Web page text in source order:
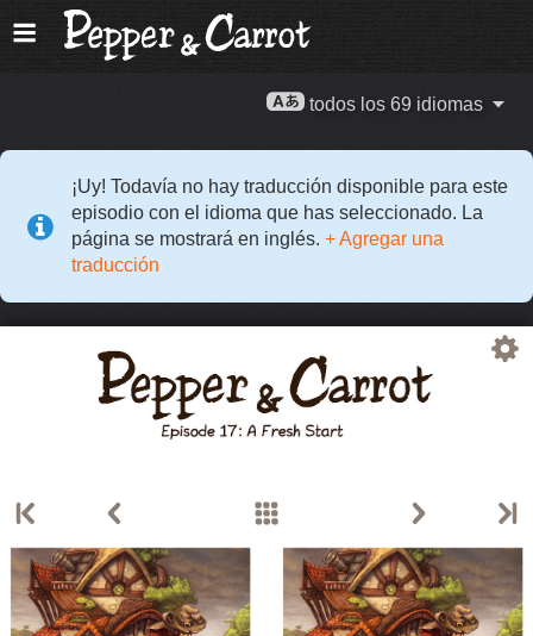
todos los 69 idiomas
¡Uy! Todavía no hay traducción disponible para este
episodio con el idioma que has seleccionado. La
página se mostrará en inglés. + Agregar una
traducción